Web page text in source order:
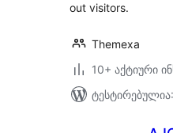
out visitors.
Themexa
10+ აქტიური